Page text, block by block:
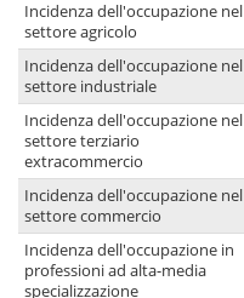
Incidenza dell'occupazione nel
settore agricolo
Incidenza dell'occupazione nel
settore industriale
Incidenza dell'occupazione nel
settore terziario
extracommercio
Incidenza dell'occupazione nel
settore commercio
Incidenza dell'occupazione in
professioni ad alta-media
specializzazione